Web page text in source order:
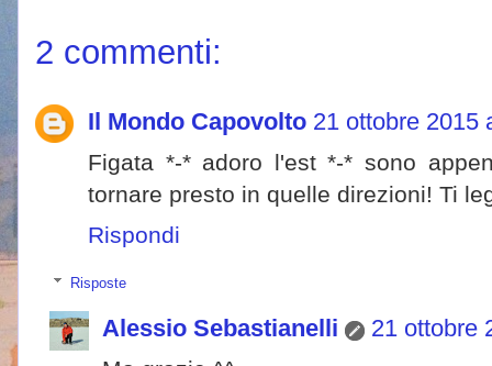
2 commenti:
Il Mondo Capovolto 21 ottobre 2015
Figata *-* adoro l'est *-* sono
tornare presto in quelle direzioni! Ti
Rispondi
Risposte
Alessio Sebastianelli 21 ottobre